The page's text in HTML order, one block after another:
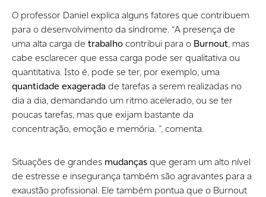
O professor Daniel explica alguns fatores que contribuem
para o desenvolvimento da síndrome. “A presença de
uma alta carga de trabalhocontribui para o Burnout, mas
cabe esclarecer que essa carga pode ser qualitativa ou
quantitativa. Isto é, pode se ter, por exemplo, uma
quantidade exageradade tarefas a serem realizadas no
dia a dia, demandando um ritmo acelerado, ou se ter
poucas tarefas, mas que exijam bastante da
concentração, emoção e memória. ”, comenta.
Situações de grandes mudançasque geram um alto nível
de estresse e insegurança também são agravantes para a
exaustão profissional. Ele também pontua que o Burnout